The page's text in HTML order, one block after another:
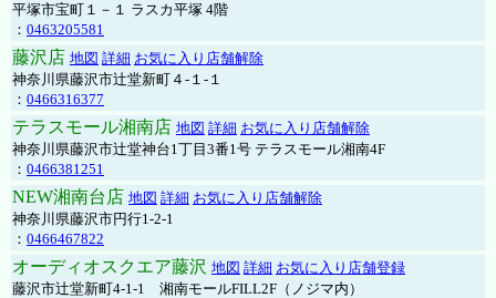
平塚市宝町１－１ ラスカ平塚 4階
： 0463205581
藤沢店 地図 詳細 お気に入り店舗解除
神奈川県藤沢市辻堂新町４-１-１
： 0466316377
テラスモール湘南店 地図 詳細 お気に入り店舗解除
神奈川県藤沢市辻堂神台1丁目3番1号 テラスモール湘南4F
： 0466381251
NEW湘南台店 地図 詳細 お気に入り店舗解除
神奈川県藤沢市円行1-2-1
： 0466467822
オーディオスクエア藤沢 地図 詳細 お気に入り店舗登録
藤沢市辻堂新町4-1-1 湘南モールFILL2F（ノジマ内）